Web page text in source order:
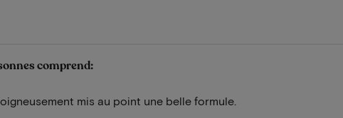
comprend:
mis au point une belle formule.